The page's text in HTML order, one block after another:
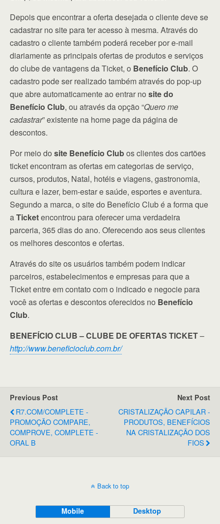
Depois que encontrar a oferta desejada o cliente deve se
cadastrar no site para ter acesso à mesma. Através do
cadastro o cliente também poderá receber por e-mail
diariamente as principais ofertas de produtos e serviços
do clube de vantagens da Ticket, o Benefício Club. O
cadastro pode ser realizado também através do pop-up
que abre automaticamente ao entrar no site do
Benefício Club, ou através da opção “Quero me
cadastrar” existente na home page da página de
descontos.
Por meio do site Benefício Clubos clientes dos cartões
ticket encontram as ofertas em categorias de serviço,
cursos, produtos, Natal, hotéis e viagens, gastronomia,
cultura e lazer, bem-estar e saúde, esportes e aventura.
Segundo a marca, o site do Benefício Club é a forma que
aTicketencontrou para oferecer uma verdadeira
parceria, 365 dias do ano. Oferecendo aos seus clientes
os melhores descontos e ofertas.
Através do site os usuários também podem indicar
parceiros, estabelecimentos e empresas para que a
Ticket entre em contato com o indicado e negocie para
você as ofertas e descontos oferecidos no Benefício
Club.
BENEFÍCIO CLUB – CLUBE DE OFERTAS TICKET–
http://www.beneficioclub.com.br/
Previous Post
R7.COM/COMPLETE -
PROMOÇÃO COMPARE,
COMPROVE, COMPLETE -
ORAL B
Next Post
CRISTALIZAÇÃO CAPILAR -
PRODUTOS, BENEFÍCIOS
NA CRISTALIZAÇÃO DOS
FIOS
Back to top
Mobile Desktop